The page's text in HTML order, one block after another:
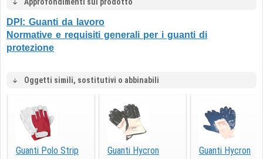
DPI: Guanti da lavoro
Normative e requisiti generali per i guanti di
protezione
Oggetti simili, sostitutivi o abbinabili
Guanti Polo Strip
Guanti Hycron
Guanti Hycron